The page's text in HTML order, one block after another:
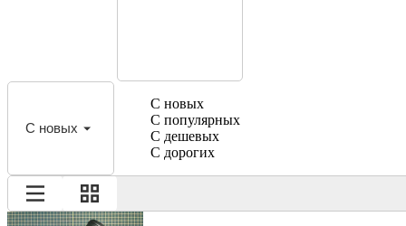
С новых
С новых
С популярных
С дешевых
С дорогих